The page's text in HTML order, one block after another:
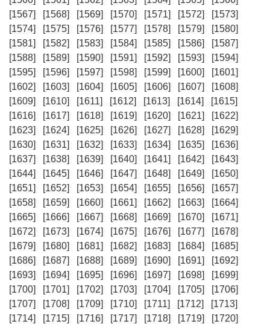
[1567]
[1568] [1569] [1570] [1571] [1572]
[1573]
[1574]
[1575] [1576] [1577] [1578] [1579]
[1580]
[1581]
[1582] [1583] [1584] [1585] [1586]
[1587]
[1588]
[1589] [1590] [1591] [1592] [1593]
[1594]
[1595]
[1596] [1597] [1598] [1599] [1600]
[1601]
[1602]
[1603] [1604] [1605] [1606] [1607]
[1608]
[1609]
[1610] [1611] [1612] [1613] [1614]
[1615]
[1616]
[1617] [1618] [1619] [1620] [1621]
[1622]
[1623]
[1624] [1625] [1626] [1627] [1628]
[1629]
[1630]
[1631] [1632] [1633] [1634] [1635]
[1636]
[1637]
[1638] [1639] [1640] [1641] [1642]
[1643]
[1644]
[1645] [1646] [1647] [1648] [1649]
[1650]
[1651]
[1652] [1653] [1654] [1655] [1656]
[1657]
[1658]
[1659] [1660] [1661] [1662] [1663]
[1664]
[1665]
[1666] [1667] [1668] [1669] [1670]
[1671]
[1672]
[1673] [1674] [1675] [1676] [1677]
[1678]
[1679]
[1680] [1681] [1682] [1683] [1684]
[1685]
[1686]
[1687] [1688] [1689] [1690] [1691]
[1692]
[1693]
[1694] [1695] [1696] [1697] [1698]
[1699]
[1700]
[1701] [1702] [1703] [1704] [1705]
[1706]
[1707]
[1708] [1709] [1710] [1711] [1712]
[1713]
[1714]
[1715] [1716] [1717] [1718] [1719]
[1720]